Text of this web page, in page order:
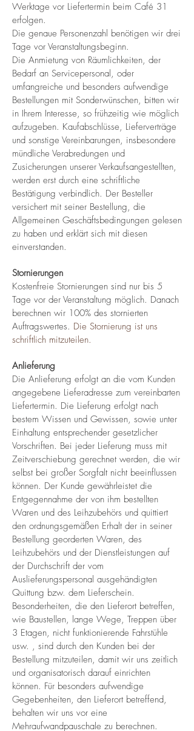
Werktage vor Liefertermin beim Café 31
erfolgen.
Die genaue Personenzahl benötigen wir drei
Tage vor Veranstaltungsbeginn.
Die Anmietung von Räumlichkeiten, der
Bedarf an Servicepersonal, oder
umfangreiche und besonders aufwendige
Bestellungen mit Sonderwünschen, bitten wir
in Ihrem Interesse, so frühzeitig wie möglich
aufzugeben. Kaufabschlüsse, Lieferverträge
und sonstige Vereinbarungen, insbesondere
mündliche Verabredungen und
Zusicherungen unserer Verkaufsangestellten,
werden erst durch eine schriftliche
Bestätigung verbindlich. Der Besteller
versichert mit seiner Bestellung, die
Allgemeinen Geschäftsbedingungen gelesen
zu haben und erklärt sich mit diesen
einverstanden.
Stornierungen
Kostenfreie Stornierungen sind nur bis 5
Tage vor der Veranstaltung möglich. Danach
berechnen wir 100% des stornierten
Auftragswertes. Die Stornierung ist uns
schriftlich mitzuteilen.
Anlieferung
Die Anlieferung erfolgt an die vom Kunden
angegebene Lieferadresse zum vereinbarten
Liefertermin. Die Lieferung erfolgt nach
bestem Wissen und Gewissen, sowie unter
Einhaltung entsprechender gesetzlicher
Vorschriften. Bei jeder Lieferung muss mit
Zeitverschiebung gerechnet werden, die wir
selbst bei großer Sorgfalt nicht beeinflussen
können. Der Kunde gewährleistet die
Entgegennahme der von ihm bestellten
Waren und des Leihzubehörs und quittiert
den ordnungsgemäßen Erhalt der in seiner
Bestellung georderten Waren, des
Leihzubehörs und der Dienstleistungen auf
der Durchschrift der vom
Auslieferungspersonal ausgehändigten
Quittung bzw. dem Lieferschein.
Besonderheiten, die den Lieferort betreffen,
wie Baustellen, lange Wege, Treppen über
3 Etagen, nicht funktionierende Fahrstühle
usw. , sind durch den Kunden bei der
Bestellung mitzuteilen, damit wir uns zeitlich
und organisatorisch darauf einrichten
können. Für besonders aufwendige
Gegebenheiten, den Lieferort betreffend,
behalten wir uns vor eine
Mehraufwandpauschale zu berechnen.